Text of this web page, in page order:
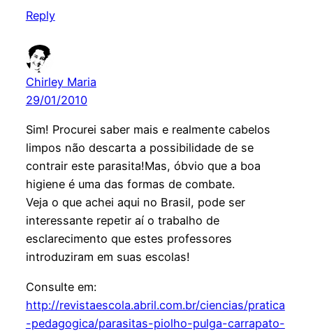
Reply
Chirley Maria
29/01/2010
Sim! Procurei saber mais e realmente cabelos
limpos não descarta a possibilidade de se
contrair este parasita!Mas, óbvio que a boa
higiene é uma das formas de combate.
Veja o que achei aqui no Brasil, pode ser
interessante repetir aí o trabalho de
esclarecimento que estes professores
introduziram em suas escolas!
Consulte em:
http://revistaescola.abril.com.br/ciencias/pratica
-pedagogica/parasitas-piolho-pulga-carrapato-